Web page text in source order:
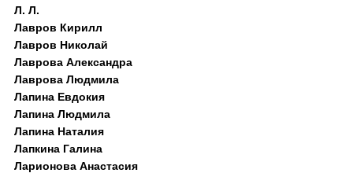
Л. Л.
Лавров Кирилл
Лавров Николай
Лаврова Александра
Лаврова Людмила
Лапина Евдокия
Лапина Людмила
Лапина Наталия
Лапкина Галина
Ларионова Анастасия